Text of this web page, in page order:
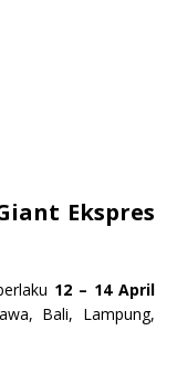
Ekspres
12 – 14 April
Bali, Lampung,